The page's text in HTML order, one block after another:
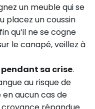
un meuble qui se
placez un coussin
qu’il ne se cogne
le canapé, veillez à
sa crise.
au risque de
aucun cas de